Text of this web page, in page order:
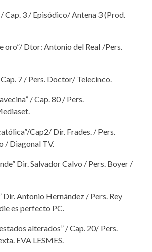
/ Cap. 3 / Episódico/ Antena 3 (Prod.
oro”/ Dtor: Antonio del Real /Pers.
7 / Pers. Doctor/ Telecinco.
/ Cap. 80 / Pers.
Cap2/ Dir. Frades. / Pers.
/ Diagonal TV.
Dir. Salvador Calvo / Pers. Boyer /
Dir. Antonio Hernández / Pers. Rey
es perfecto PC.
alterados” / Cap. 20/ Pers.
EVA LESMES.